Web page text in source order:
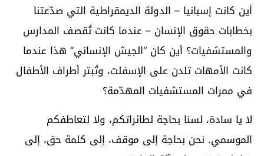
أين كانت إسبانيا – الدولة الديمقراطية التي صدّعتنا
بخطابات حقوق الإنسان – عندما كانت تُقصف المدارس
والمستشفيات؟ أين كان “الجيش الإنساني” هذا عندما
كانت الأمهات تلدن على الإسفلت، وتُبتر أطراف الأطفال
في ممرات المستشفيات المهدّمة؟
لا يا سادة، لسنا بحاجة لطائراتكم، ولا لتعاطفكم
الموسمي. نحن بحاجة إلى موقف، إلى كلمة حق، إلى